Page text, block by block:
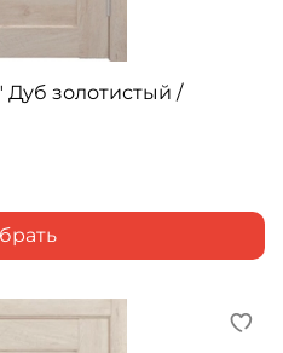
Дуб золотистый /